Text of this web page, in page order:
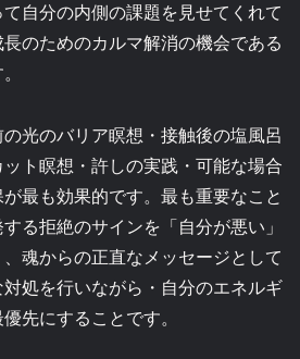
自分の内側の課題を見せてくれて
のためのカルマ解消の機会である
光のバリア瞑想・接触後の塩風呂
ト瞑想・許しの実践・可能な場合
最も効果的です。最も重要なこと
る拒絶のサインを「自分が悪い」
魂からの正直なメッセージとして
処を行いながら・自分のエネルギ
先にすることです。